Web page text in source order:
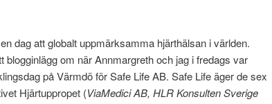
dag att globalt uppmärksamma hjärthälsan i världen.
blogginlägg om när Annmargreth och jag i fredags var
på Värmdö för Safe Life AB. Safe Life äger de sex
Hjärtuppropet (ViaMedici AB, HLR Konsulten Sverige